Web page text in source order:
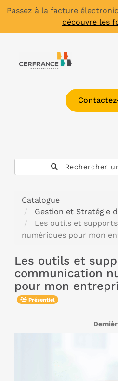
Passez à la facture
découvre les
Rechercher
Catalogue
Gestion et Stratégie
Les outils et
numériques pour mon
Les outils et
communication
pour mon
Présentiel